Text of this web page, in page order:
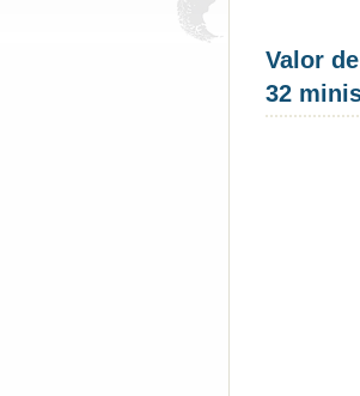
Valor
32